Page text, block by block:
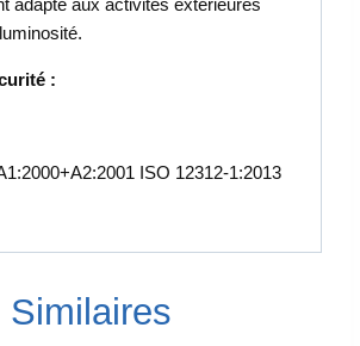
adapté aux activités extérieures
:
ISO 12312-1:2013
Similaires